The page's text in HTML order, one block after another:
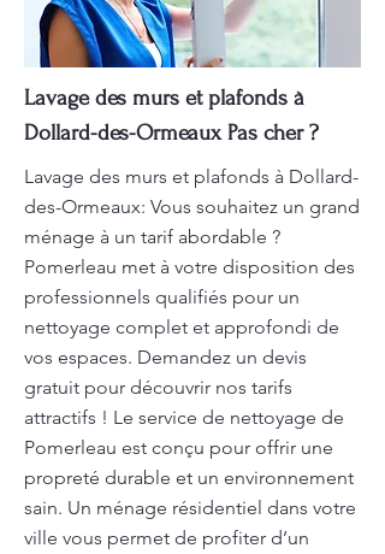
Lavage des murs et plafonds à
Dollard-des-Ormeaux Pas cher ?
Lavage des murs et plafonds à Dollard-
des-Ormeaux: Vous souhaitez un grand
ménage à un tarif abordable ?
Pomerleau met à votre disposition des
professionnels qualifiés pour un
nettoyage complet et approfondi de
vos espaces. Demandez un devis
gratuit pour découvrir nos tarifs
attractifs ! Le service de nettoyage de
Pomerleau est conçu pour offrir une
propreté durable et un environnement
sain. Un ménage résidentiel dans votre
ville vous permet de profiter d’un